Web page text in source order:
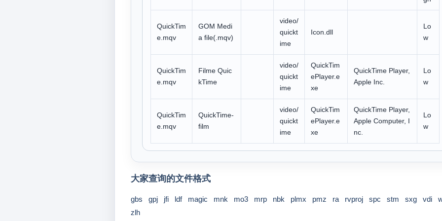
QuickTim
e.mqv
GOM Medi
a file(.mqv)
video/
quickt
ime
Icon.dll
Lo
w
QuickTim
e.mqv
Filme Quic
kTime
video/
quickt
ime
QuickTim
ePlayer.e
xe
QuickTime Player,
Apple Inc.
Lo
w
QuickTim
e.mqv
QuickTime-
film
video/
quickt
ime
QuickTim
ePlayer.e
xe
QuickTime Player,
Apple Computer, I
nc.
Lo
w
大家查询的文件格式
gbs gpj jfi ldf magic mnk mo3 mrp nbk plmx pmz ra rvproj spc stm sxg vdi
zlh